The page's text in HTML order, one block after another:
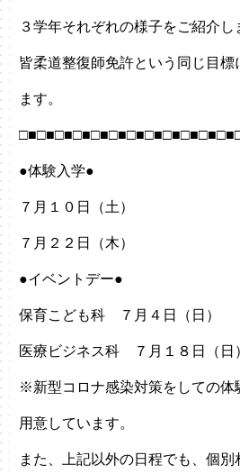
３学年それぞれの様子をご紹介し
皆柔道整復師免許という同じ目
ます。
●体験入学●
７月１０日（土）
７月２２日（木）
●イベントデー●
保育こども科 ７月４日（日）
医療ビジネス科 ７月１８日（日
※新型コロナ感染対策をしての体
用意しています。
また、上記以外の日程でも、個